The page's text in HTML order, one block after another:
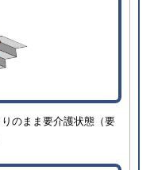
のまま要介護状態（要